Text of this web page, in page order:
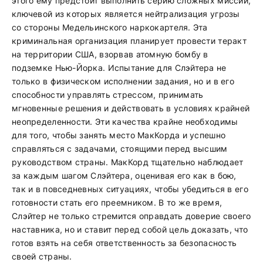
ключевой из которых является нейтрализация угрозы
со стороны Медельинского наркокартеля. Эта
криминальная организация планирует провести теракт
на территории США, взорвав атомную бомбу в
подземке Нью-Йорка. Испытание для Слэйтера не
только в физическом исполнении задания, но и в его
способности управлять стрессом, принимать
мгновенные решения и действовать в условиях крайней
неопределенности. Эти качества крайне необходимы
для того, чтобы занять место МакКорда и успешно
справляться с задачами, стоящими перед высшим
руководством страны. МакКорд тщательно наблюдает
за каждым шагом Слэйтера, оценивая его как в бою,
так и в повседневных ситуациях, чтобы убедиться в его
готовности стать его преемником. В то же время,
Слэйтер не только стремится оправдать доверие своего
наставника, но и ставит перед собой цель доказать, что
готов взять на себя ответственность за безопасность
своей страны.